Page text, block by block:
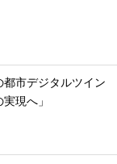
都市デジタルツイン
現へ」